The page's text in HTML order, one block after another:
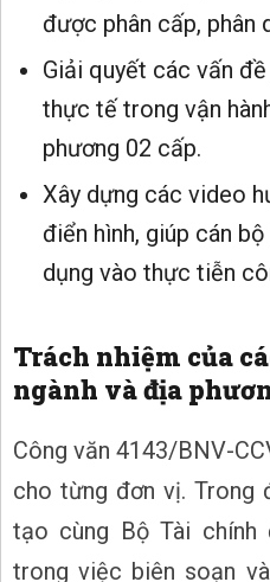
được phân cấp, phân
Giải quyết các vấn
thực tế trong vận
phương 02 cấp.
Xây dựng các video
điển hình, giúp cán
dụng vào thực tiễn
Trách nhiệm của
ngành và địa
Công văn 4143/BNV-
cho từng đơn vị. Trong
tạo cùng Bộ Tài
trong việc biên soạn